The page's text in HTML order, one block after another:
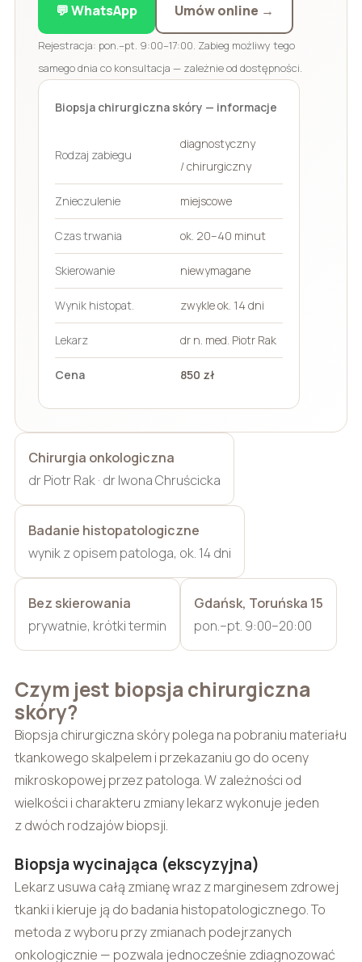
💬 WhatsApp Umów online →
Rejestracja: pon.–pt. 9:00–17:00. Zabieg możliwy tego
samego dnia co konsultacja — zależnie od dostępności.
Biopsja chirurgiczna skóry — informacje
Rodzaj zabiegu
diagnostyczny
/ chirurgiczny
Znieczulenie miejscowe
Czas trwania ok. 20–40 minut
Skierowanie niewymagane
Wynik histopat. zwykle ok. 14 dni
Lekarz dr n. med. Piotr Rak
Cena 850 zł
Chirurgia onkologiczna
dr Piotr Rak · dr Iwona Chruścicka
Badanie histopatologiczne
wynik z opisem patologa, ok. 14 dni
Bez skierowania
prywatnie, krótki termin
Gdańsk, Toruńska 15
pon.–pt. 9:00–20:00
Czym jest biopsja chirurgiczna
skóry?
Biopsja chirurgiczna skóry polega na pobraniu materiału
tkankowego skalpelem i przekazaniu go do oceny
mikroskopowej przez patologa. W zależności od
wielkości i charakteru zmiany lekarz wykonuje jeden
z dwóch rodzajów biopsji.
Biopsja wycinająca (ekscyzyjna)
Lekarz usuwa całą zmianę wraz z marginesem zdrowej
tkanki i kieruje ją do badania histopatologicznego. To
metoda z wyboru przy zmianach podejrzanych
onkologicznie — pozwala jednocześnie zdiagnozować